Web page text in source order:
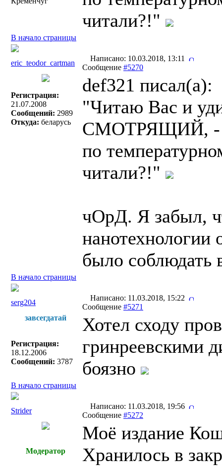
читали?!"
В начало страницы
eric_teodor_cartman
Написано: 10.03.2018, 13:11
Сообщение #5270
Регистрация:
21.07.2008
Сообщений: 2989
Откуда: беларусь
def321 писал(a):
"Читаю Вас и
СМОТРЯЩИЙ, -
по
читали?!"
чОрД. Я забыл,
нанотехнологии
было соблюдать
В начало страницы
serg204
Написано: 11.03.2018, 15:22
Сообщение #5271
завсегдатай
Регистрация:
18.12.2006
Сообщений: 3787
Хотел сходу
гринреевскими
боязно
В начало страницы
Strider
Написано: 11.03.2018, 19:56
Сообщение #5272
Модератор
Моё издание
Хранилось в